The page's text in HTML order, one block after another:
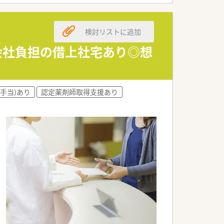
負担の借上社宅あり◎想
検討リストに追加
当)あり 認定薬剤師取得支援あり